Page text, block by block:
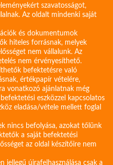
szavatosságot,
Az oldalt mindenki saját
és dokumentumok
hiteles forrásnak, melyek
nem vállalunk. Az
nem érvényesíthető.
befektetésre való
értékpapír vételére,
vonatkozó ajánlatnak még
eszközzel kapcsolatos
eladása/vétele mellett foglal
nincs befolyása, azokat tőlünk
a saját befektetési
az oldal készítőire nem
jellegű újrafelhasználása csak a